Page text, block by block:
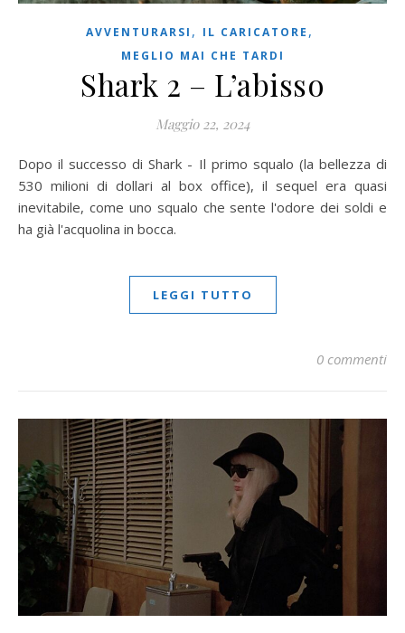
AVVENTURARSI , IL CARICATORE ,
MEGLIO MAI CHE TARDI
Shark 2 – L’abisso
Maggio 22, 2024
Dopo il successo di Shark - Il primo squalo (la bellezza di
530 milioni di dollari al box office), il sequel era quasi
inevitabile, come uno squalo che sente l'odore dei soldi e
ha già l'acquolina in bocca.
LEGGI TUTTO
0 commenti